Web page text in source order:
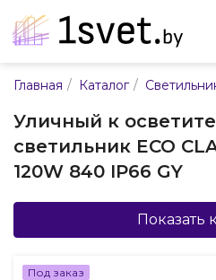
Адрес:
Время
Пн-пт с
E-mail:
+375(29)
Главная / Каталог /
Уличный к
светильник ECO
120W 840 IP66 GY
Показать
Под заказ